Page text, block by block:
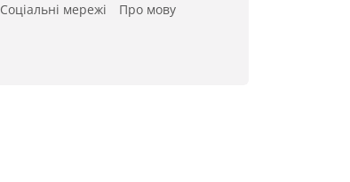
Cоціальні мережі Про мову